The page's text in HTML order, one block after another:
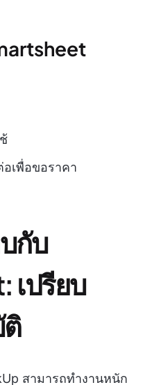
เพื่อขอราคา
กับ
เปรียบ
สามารถทำงานหนัก